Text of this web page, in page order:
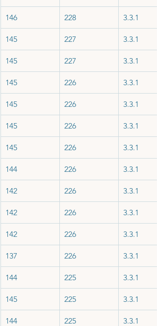
146 228 3.3.1
145 227 3.3.1
145 227 3.3.1
145 226 3.3.1
145 226 3.3.1
145 226 3.3.1
145 226 3.3.1
144 226 3.3.1
142 226 3.3.1
142 226 3.3.1
142 226 3.3.1
137 226 3.3.1
144 225 3.3.1
145 225 3.3.1
144 225 3.3.1